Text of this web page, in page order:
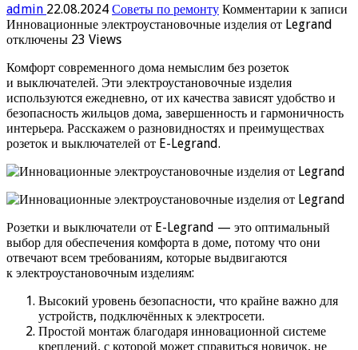
admin 22.08.2024 Советы по ремонту Комментарии к записи
Инновационные электроустановочные изделия от Legrand
отключены 23 Views
Комфорт современного дома немыслим без розеток
и выключателей. Эти электроустановочные изделия
используются ежедневно, от их качества зависят удобство и
безопасность жильцов дома, завершенность и гармоничность
интерьера. Расскажем о разновидностях и преимуществах
розеток и выключателей от E-Legrand.
Розетки и выключатели от E-Legrand — это оптимальный
выбор для обеспечения комфорта в доме, потому что они
отвечают всем требованиям, которые выдвигаются
к электроустановочным изделиям:
Высокий уровень безопасности, что крайне важно для
устройств, подключённых к электросети.
Простой монтаж благодаря инновационной системе
креплений, с которой может справиться новичок, не